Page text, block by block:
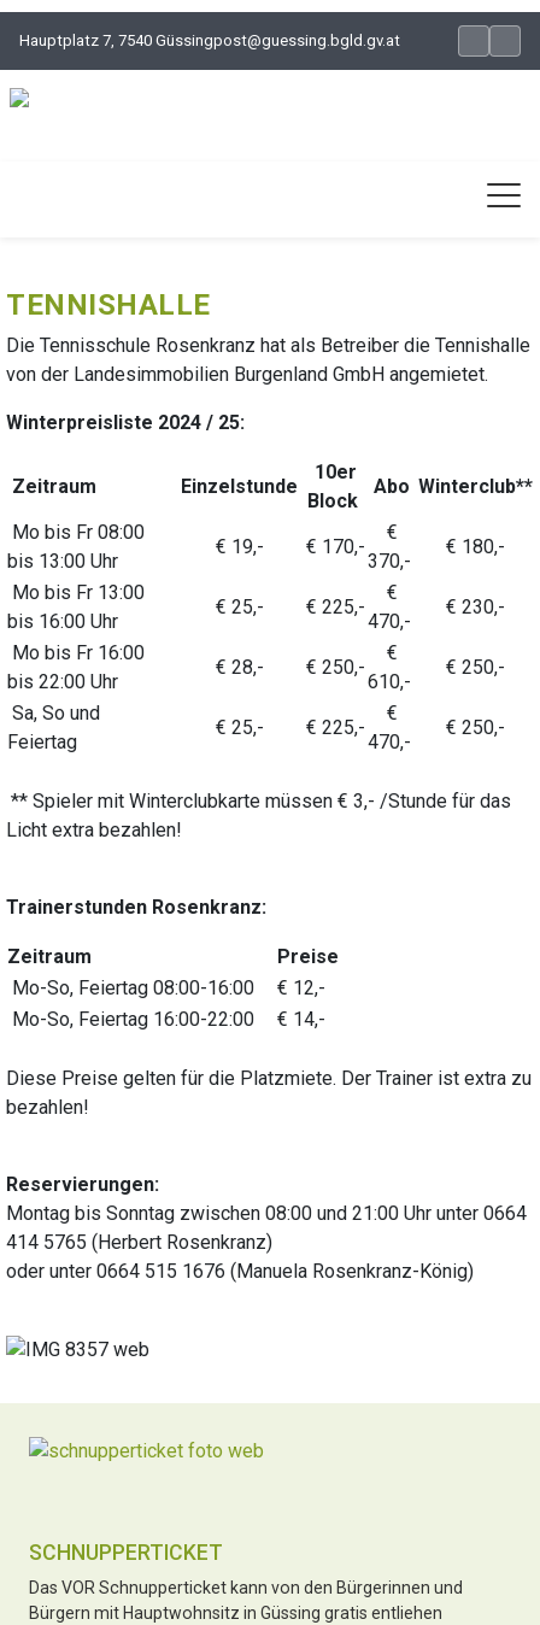
Hauptplatz 7, 7540 Güssingpost@guessing.bgld.gv.at
TENNISHALLE
Die Tennisschule Rosenkranz hat als Betreiber die Tennishalle
von der Landesimmobilien Burgenland GmbH angemietet.
Winterpreisliste 2024 / 25:
Zeitraum Einzelstunde
10er
Block
Abo Winterclub**
Mo bis Fr 08:00
bis 13:00 Uhr
€ 19,- € 170,-
€
370,-
€ 180,-
Mo bis Fr 13:00
bis 16:00 Uhr
€ 25,- € 225,-
€
470,-
€ 230,-
Mo bis Fr 16:00
bis 22:00 Uhr
€ 28,- € 250,-
€
610,-
€ 250,-
Sa, So und
Feiertag
€ 25,- € 225,-
€
470,-
€ 250,-
** Spieler mit Winterclubkarte müssen € 3,- /Stunde für das
Licht extra bezahlen!
Trainerstunden Rosenkranz:
Zeitraum
Preise
Mo-So, Feiertag 08:00-16:00
€ 12,-
Mo-So, Feiertag 16:00-22:00
€ 14,-
Diese Preise gelten für die Platzmiete. Der Trainer ist extra zu
bezahlen!
Reservierungen:
Montag bis Sonntag zwischen 08:00 und 21:00 Uhr unter 0664
414 5765 (Herbert Rosenkranz)
oder unter 0664 515 1676 (Manuela Rosenkranz-König)
SCHNUPPERTICKET
Das VOR Schnupperticket kann von den Bürgerinnen und
Bürgern mit Hauptwohnsitz in Güssing gratis entliehen